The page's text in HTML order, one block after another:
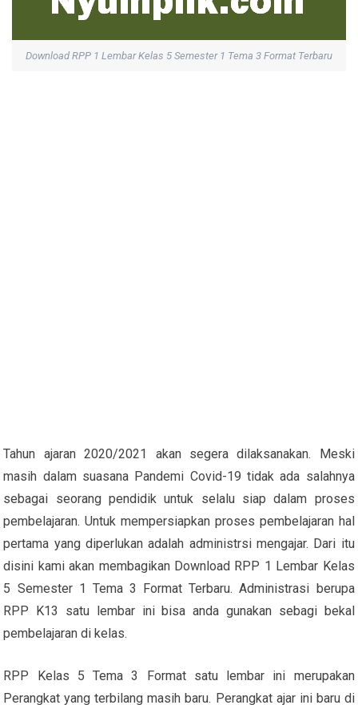
Download RPP 1 Lembar Kelas 5 Semester 1 Tema 3 Format Terbaru
Tahun ajaran 2020/2021 akan segera dilaksanakan. Meski
masih dalam suasana Pandemi Covid-19 tidak ada salahnya
sebagai seorang pendidik untuk selalu siap dalam proses
pembelajaran. Untuk mempersiapkan proses pembelajaran hal
pertama yang diperlukan adalah administrsi mengajar. Dari itu
disini kami akan membagikan Download RPP 1 Lembar Kelas
5 Semester 1 Tema 3 Format Terbaru. Administrasi berupa
RPP K13 satu lembar ini bisa anda gunakan sebagi bekal
pembelajaran di kelas.
RPP Kelas 5 Tema 3 Format satu lembar ini merupakan
Perangkat yang terbilang masih baru. Perangkat ajar ini baru di